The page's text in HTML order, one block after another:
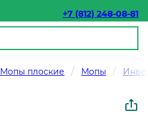
+7 (812) 248-08-81
Мопы плоские Мопы